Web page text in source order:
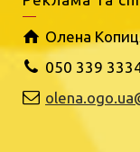
Олена
050 339